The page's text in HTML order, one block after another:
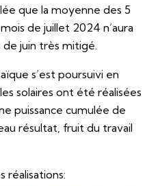
que la moyenne des 5
de juillet 2024 n’aura
de juin très mitigé.
s’est poursuivi en
solaires ont été réalisées
puissance cumulée de
résultat, fruit du travail
réalisations: